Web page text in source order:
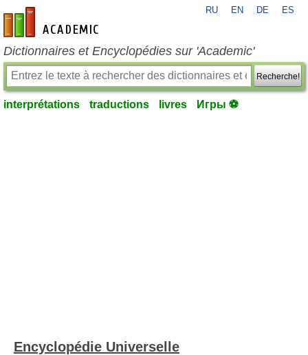
fr-academic.com
RU EN DE ES
Dictionnaires et Encyclopédies sur 'Academic'
Recherche!
interprétations traductions livres Игры ⚽
Encyclopédie Universelle